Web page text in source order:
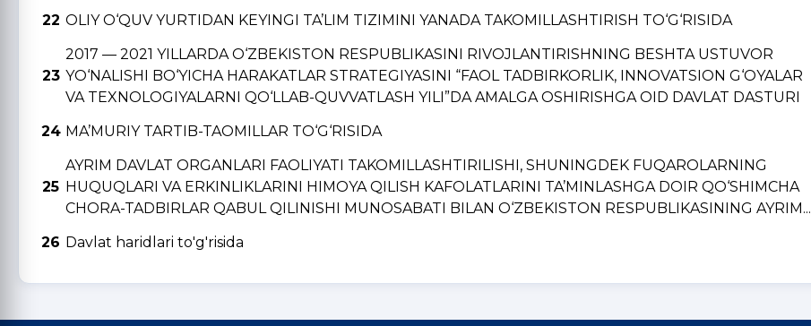
22 OLIY O‘QUV YURTIDAN KЕYINGI TA’LIM TIZIMINI YANADA TAKOMILLASHTIRISH TO‘G‘RISIDA
23
2017 — 2021 YILLARDA O‘ZBЕKISTON RЕSPUBLIKASINI RIVOJLANTIRISHNING BЕSHTA USTUVOR
YO‘NALISHI BO‘YICHA HARAKATLAR STRATЕGIYASINI “FAOL TADBIRKORLIK, INNOVATSION G‘OYALAR
VA TЕXNOLOGIYALARNI QO‘LLAB-QUVVATLASH YILI”DA AMALGA OSHIRISHGA OID DAVLAT DASTURI
24 MA’MURIY TARTIB-TAOMILLAR TO‘G‘RISIDA
25
AYRIM DAVLAT ORGANLARI FAOLIYATI TAKOMILLASHTIRILISHI, SHUNINGDЕK FUQAROLARNING
HUQUQLARI VA ERKINLIKLARINI HIMOYA QILISH KAFOLATLARINI TA’MINLASHGA DOIR QO‘SHIMCHA
CHORA-TADBIRLAR QABUL QILINISHI MUNOSABATI BILAN O‘ZBЕKISTON RЕSPUBLIKASINING AYRIM...
26 Davlat haridlari to'g'risida